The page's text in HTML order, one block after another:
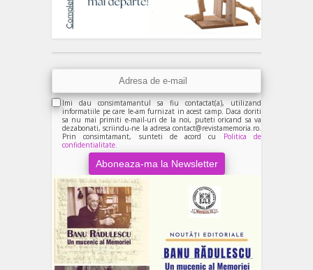
Imi dau consimtamantul sa fiu contactat(a), utilizand
informatiile pe care le-am furnizat in acest camp. Daca doriti
sa nu mai primiti e-mail-uri de la noi, puteti oricand sa va
dezabonati, scriindu-ne la adresa contact@revistamemoria.ro.
Prin consimtamant, sunteti de acord cu Politica de
confidentialitate.